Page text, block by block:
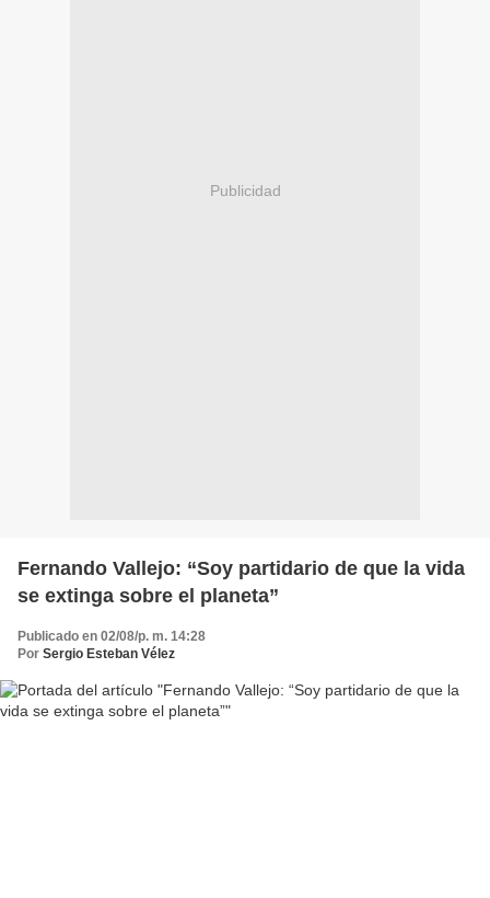
Publicidad
Fernando Vallejo: “Soy partidario de que la vida
se extinga sobre el planeta”
Publicado en 02/08/p. m. 14:28
Por Sergio Esteban Vélez